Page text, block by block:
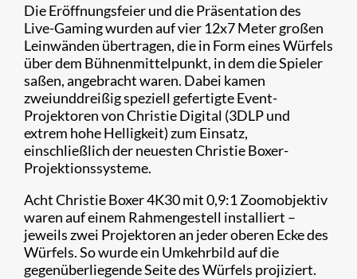
Die Eröffnungsfeier und die Präsentation des
Live-Gaming wurden auf vier 12x7 Meter großen
Leinwänden übertragen, die in Form eines Würfels
über dem Bühnenmittelpunkt, in dem die Spieler
saßen, angebracht waren. Dabei kamen
zweiunddreißig speziell gefertigte Event-
Projektoren von Christie Digital (3DLP und
extrem hohe Helligkeit) zum Einsatz,
einschließlich der neuesten Christie Boxer-
Projektionssysteme.
Acht Christie Boxer 4K30 mit 0,9:1 Zoomobjektiv
waren auf einem Rahmengestell installiert –
jeweils zwei Projektoren an jeder oberen Ecke des
Würfels. So wurde ein Umkehrbild auf die
gegenüberliegende Seite des Würfels projiziert.